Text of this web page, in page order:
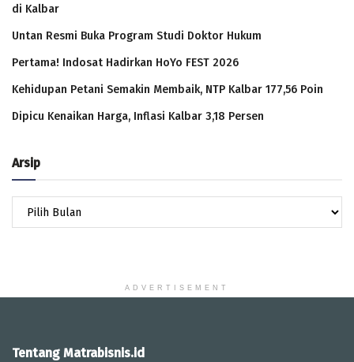
di Kalbar
Untan Resmi Buka Program Studi Doktor Hukum
Pertama! Indosat Hadirkan HoYo FEST 2026
Kehidupan Petani Semakin Membaik, NTP Kalbar 177,56 Poin
Dipicu Kenaikan Harga, Inflasi Kalbar 3,18 Persen
Arsip
ADVERTISEMENT
Tentang Matrabisnis.id